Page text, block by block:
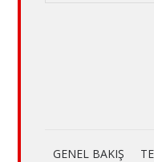
GENEL BAKIŞ